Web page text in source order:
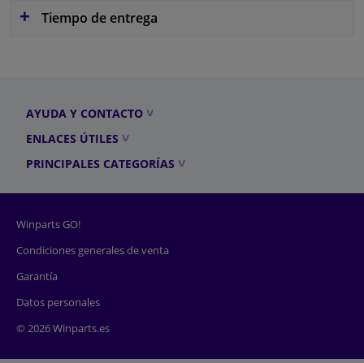
Tiempo de entrega
AYUDA Y CONTACTO
ENLACES ÚTILES
PRINCIPALES CATEGORÍAS
Winparts GO!
Condiciones generales de venta
Garantía
Datos personales
© 2026 Winparts.es